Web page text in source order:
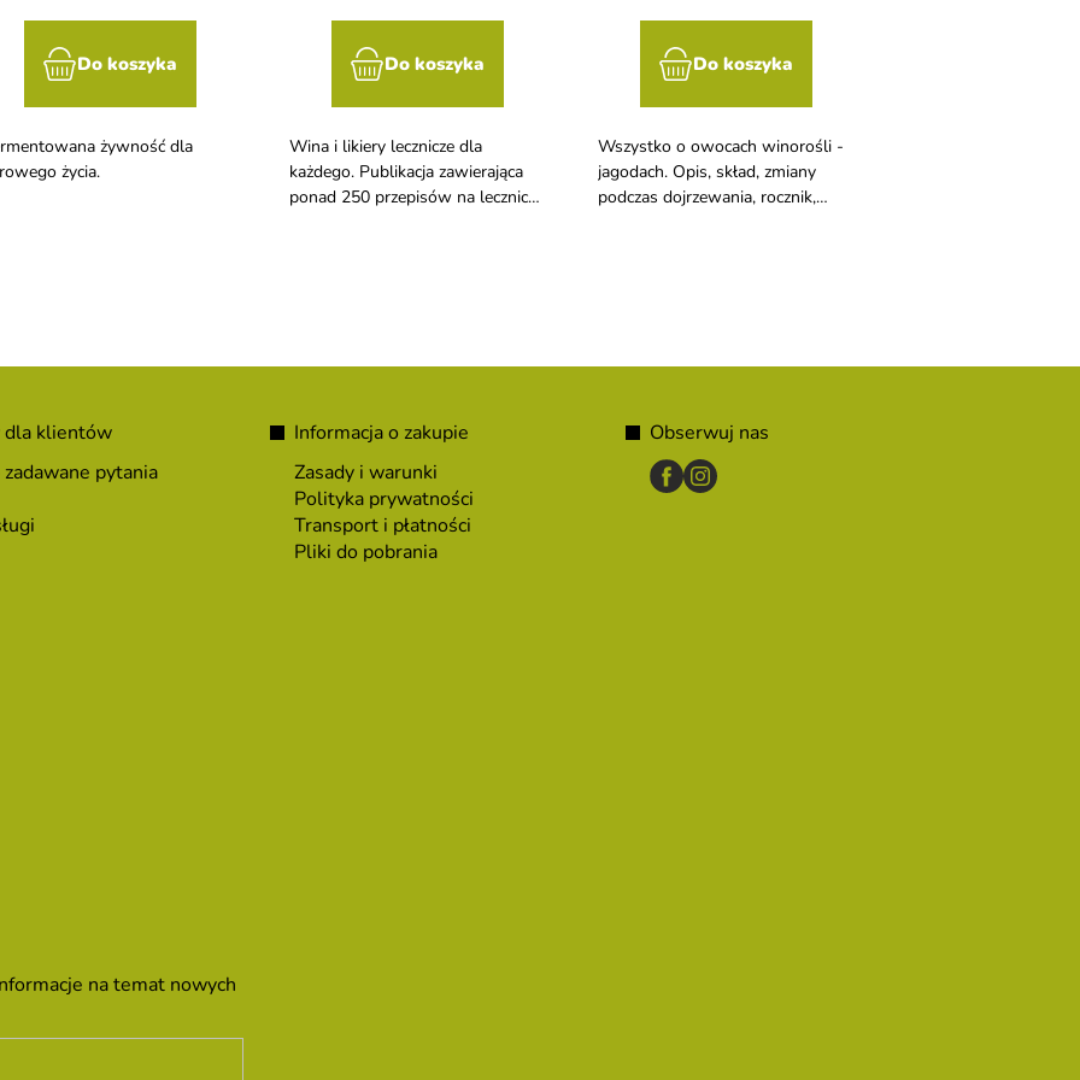
Do koszyka
żywność dla
życia.
Do koszyka
Wina i likiery lecznicze dla
każdego. Publikacja zawierająca
ponad 250 przepisów na lecznicze
Do koszyka
Wszystko o owocach winorośli -
jagodach. Opis, skład, zmiany
podczas dojrzewania, rocznik,
dla klientów
pytania
Informacja o zakupie
Zasady i warunki
Polityka prywatności
Transport i płatności
Pliki do pobrania
Obserwuj nas
na temat nowych